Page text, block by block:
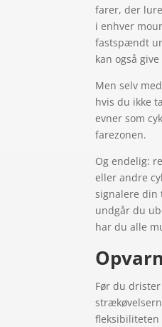
farer, der
i enhver
fastspændt
kan også
Men selv
hvis du ikke
evner som
farezonen.
Og endelig:
eller andre
signalere din
undgår du
har du alle
Før du
fleksibiliteten